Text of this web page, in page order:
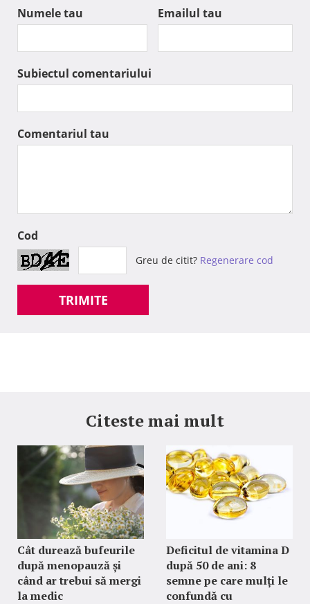
Numele tau Emailul tau
Subiectul comentariului
Comentariul tau
Cod
Greu de citit? Regenerare cod
TRIMITE
Citeste mai mult
Cât durează bufeurile
după menopauză și
când ar trebui să mergi
la medic
Deficitul de vitamina D
după 50 de ani: 8
semne pe care mulți le
confundă cu